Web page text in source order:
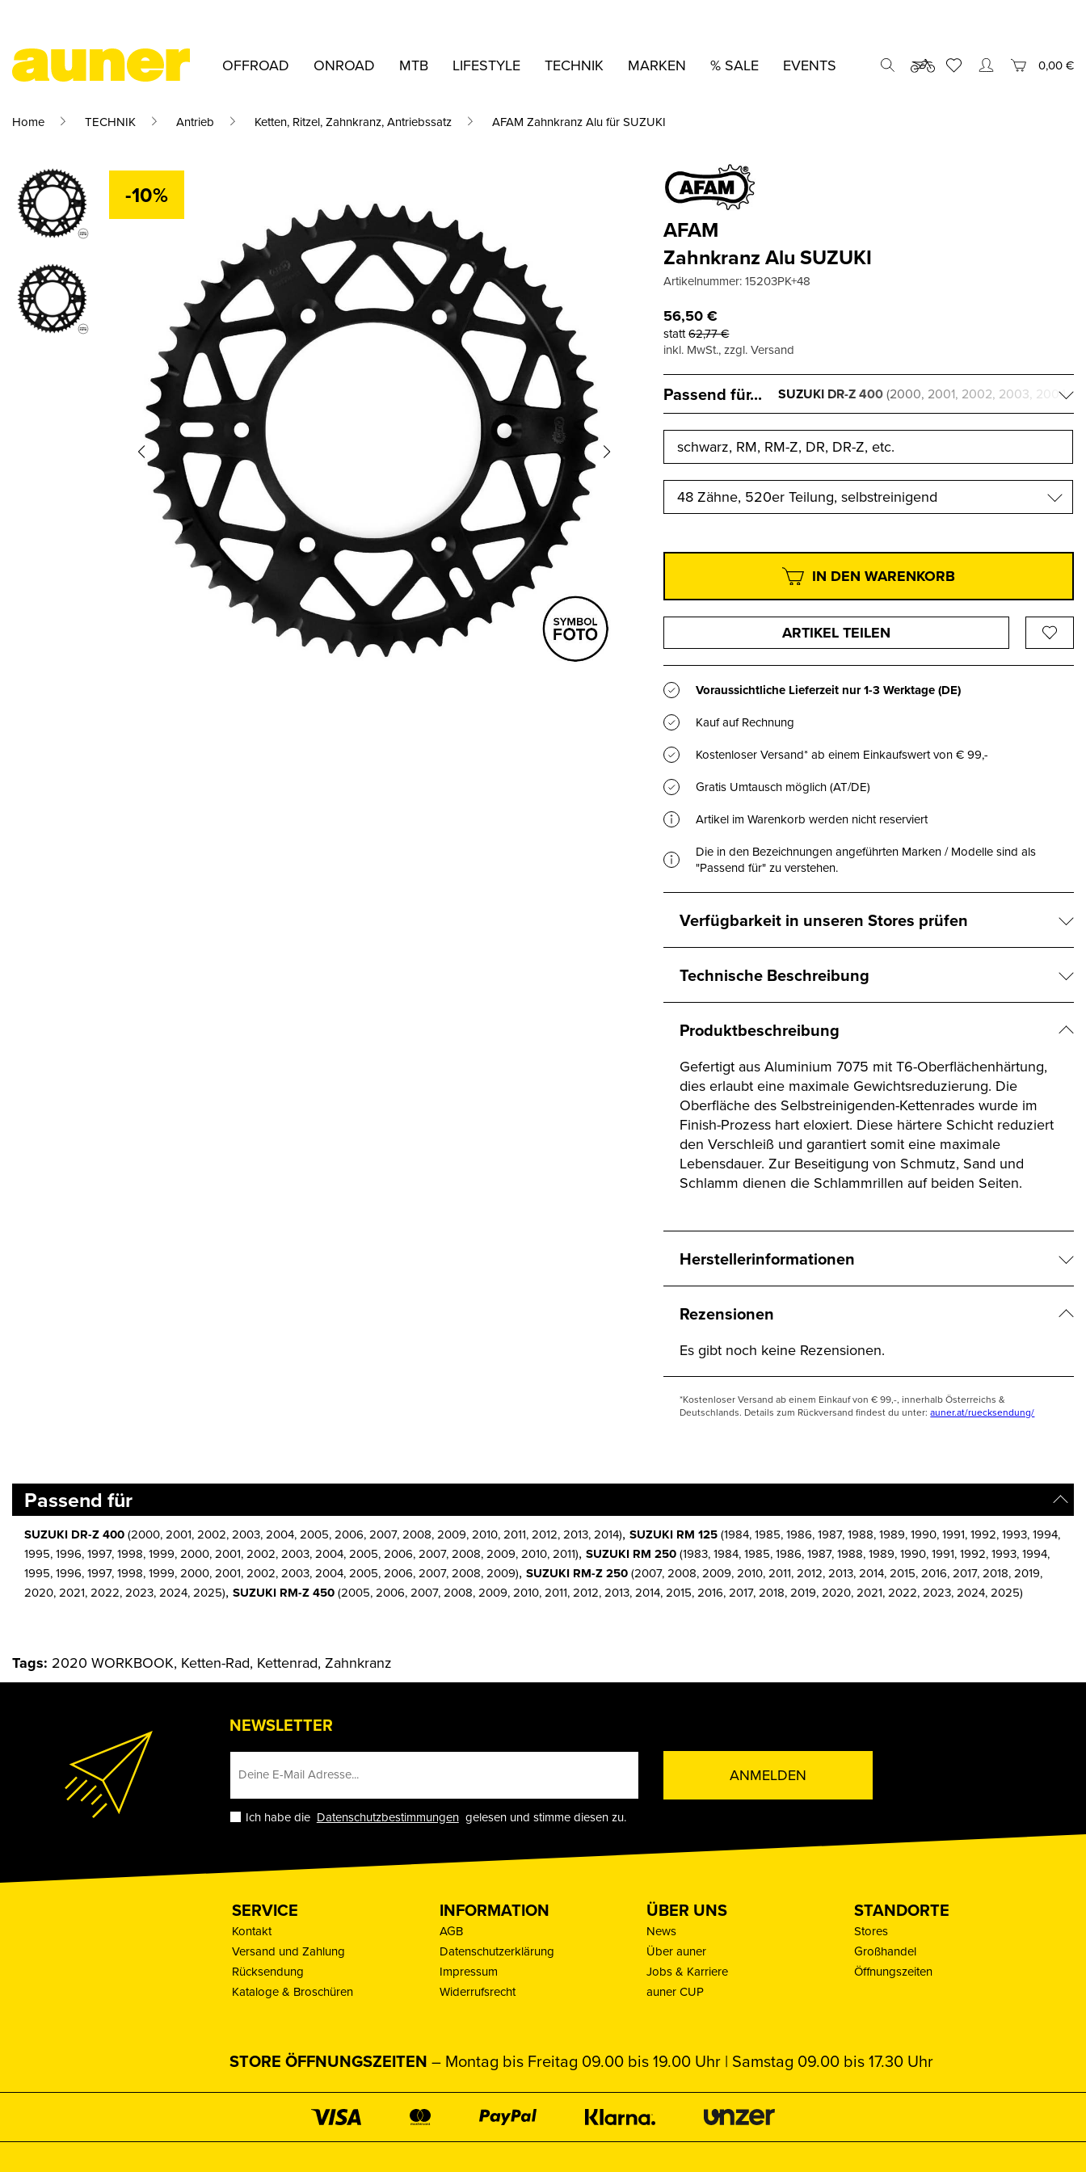
OFFROAD ONROAD MTB LIFESTYLE TECHNIK MARKEN % SALE EVENTS 0,00 €
Home TECHNIK Antrieb Ketten, Ritzel, Zahnkranz, Antriebssatz AFAM Zahnkranz Alu für SUZUKI
-10%
AFAM
Zahnkranz Alu SUZUKI
Artikelnummer:15203PK+48
56,50€
statt62,77€
inkl. MwSt., zzgl. Versand
Passend für... SUZUKI DR-Z 400(2000, 2001, 2002, 2003, 2004,
2005, 2006, 2007, 2008, 2009, 2010, 2011, 2012,
2013, 2014)
48 Zähne, 520er Teilung, selbstreinigend
IN DEN WARENKORB
ARTIKEL TEILEN
Voraussichtliche Lieferzeit nur1-3 Werktage(DE)
Kauf auf Rechnung
Kostenloser Versand* ab einem Einkaufswert von € 99,-
Gratis Umtausch möglich (AT/DE)
Artikel im Warenkorb werden nicht reserviert
Die in den Bezeichnungen angeführten Marken / Modelle sind als
"Passend für" zu verstehen.
Verfügbarkeit in unseren Stores prüfen
Technische Beschreibung
Produktbeschreibung
Gefertigt aus Aluminium 7075 mit T6-Oberflächenhärtung,
dies erlaubt eine maximale Gewichtsreduzierung. Die
Oberfläche des Selbstreinigenden-Kettenrades wurde im
Finish-Prozess hart eloxiert. Diese härtere Schicht reduziert
den Verschleiß und garantiert somit eine maximale
Lebensdauer. Zur Beseitigung von Schmutz, Sand und
Schlamm dienen die Schlammrillen auf beiden Seiten.
Herstellerinformationen
Rezensionen
Es gibt noch keine Rezensionen.
*Kostenloser Versand ab einem Einkauf von € 99,-, innerhalb Österreichs &
Deutschlands. Details zum Rückversand findest du unter:auner.at/ruecksendung/
Passend für
SUZUKI DR-Z 400(2000, 2001, 2002, 2003, 2004, 2005, 2006, 2007, 2008, 2009, 2010, 2011, 2012, 2013, 2014), SUZUKI RM 125(1984, 1985, 1986, 1987, 1988, 1989, 1990, 1991, 1992, 1993, 1994,
1995, 1996, 1997, 1998, 1999, 2000, 2001, 2002, 2003, 2004, 2005, 2006, 2007, 2008, 2009, 2010, 2011), SUZUKI RM 250(1983, 1984, 1985, 1986, 1987, 1988, 1989, 1990, 1991, 1992, 1993, 1994,
1995, 1996, 1997, 1998, 1999, 2000, 2001, 2002, 2003, 2004, 2005, 2006, 2007, 2008, 2009), SUZUKI RM-Z 250(2007, 2008, 2009, 2010, 2011, 2012, 2013, 2014, 2015, 2016, 2017, 2018, 2019,
2020, 2021, 2022, 2023, 2024, 2025), SUZUKI RM-Z 450(2005, 2006, 2007, 2008, 2009, 2010, 2011, 2012, 2013, 2014, 2015, 2016, 2017, 2018, 2019, 2020, 2021, 2022, 2023, 2024, 2025)
Tags: 2020 WORKBOOK, Ketten-Rad, Kettenrad, Zahnkranz
NEWSLETTER
Ich habe die Datenschutzbestimmungengelesen und stimme diesen zu.
ANMELDEN
SERVICE
Kontakt
Versand und Zahlung
Rücksendung
Kataloge & Broschüren
INFORMATION
AGB
Datenschutzerklärung
Impressum
Widerrufsrecht
ÜBER UNS
News
Über auner
Jobs & Karriere
auner CUP
STANDORTE
Stores
Großhandel
Öffnungszeiten
STORE ÖFFNUNGSZEITEN – Montag bis Freitag 09.00 bis 19.00 Uhr | Samstag 09.00 bis 17.30 Uhr